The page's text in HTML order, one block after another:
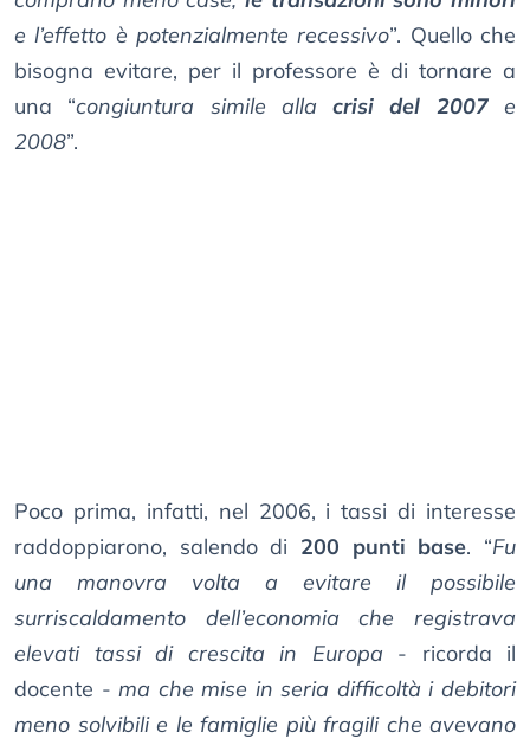
e l’effetto è potenzialmente recessivo”. Quello che
bisogna evitare, per il professore è di tornare a
una “congiuntura simile allacrisi del 2007e
2008”.
Poco prima, infatti, nel 2006, i tassi di interesse
raddoppiarono, salendo di 200 punti base. “Fu
una manovra volta a evitare il possibile
surriscaldamento dell’economia che registrava
elevati tassi di crescita in Europa - ricorda il
docente -ma che mise in seria difficoltà i debitori
meno solvibili e le famiglie più fragili che avevano